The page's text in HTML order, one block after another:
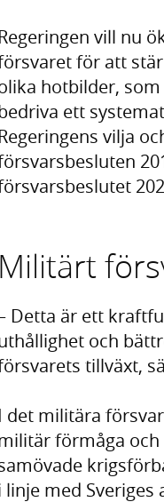
Regeringen vill nu
för att
hotbilder,
ett
Regeringens vilja
Militärt
Detta är ett
och
tillväxt,
I det militära
förmåga
linje med